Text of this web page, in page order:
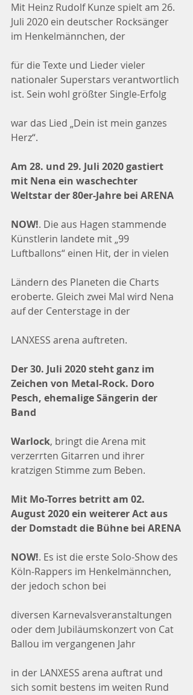
Mit Heinz Rudolf Kunze spielt am 26.
Juli 2020 ein deutscher Rocksänger
im Henkelmännchen, der
für die Texte und Lieder vieler
nationaler Superstars verantwortlich
ist. Sein wohl größter Single-Erfolg
war das Lied „Dein ist mein ganzes
Herz“.
Am 28. und 29. Juli 2020 gastiert
mit Nena ein waschechter
Weltstar der 80er-Jahre bei ARENA
NOW!. Die aus Hagen stammende
Künstlerin landete mit „99
Luftballons“ einen Hit, der in vielen
Ländern des Planeten die Charts
eroberte. Gleich zwei Mal wird Nena
auf der Centerstage in der
LANXESS arena auftreten.
Der 30. Juli 2020 steht ganz im
Zeichen von Metal-Rock. Doro
Pesch, ehemalige Sängerin der
Band
Warlock, bringt die Arena mit
verzerrten Gitarren und ihrer
kratzigen Stimme zum Beben.
Mit Mo-Torres betritt am 02.
August 2020 ein weiterer Act aus
der Domstadt die Bühne bei ARENA
NOW!. Es ist die erste Solo-Show des
Köln-Rappers im Henkelmännchen,
der jedoch schon bei
diversen Karnevalsveranstaltungen
oder dem Jubiläumskonzert von Cat
Ballou im vergangenen Jahr
in der LANXESS arena auftrat und
sich somit bestens im weiten Rund